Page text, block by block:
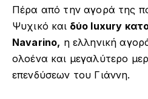
Πέρα από την αγορά της
Ψυχικό και δύο luxury
Navarino, η ελληνική
ολοένα και μεγαλύτερο
επενδύσεων του Γιάννη.